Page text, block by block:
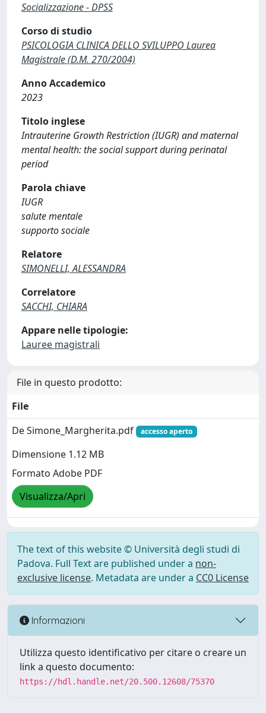
Socializzazione - DPSS
Corso di studio
PSICOLOGIA CLINICA DELLO SVILUPPO Laurea
Magistrale (D.M. 270/2004)
Anno Accademico
2023
Titolo inglese
Intrauterine Growth Restriction (IUGR) and maternal
mental health: the social support during perinatal
period
Parola chiave
IUGR
salute mentale
supporto sociale
Relatore
SIMONELLI, ALESSANDRA
Correlatore
SACCHI, CHIARA
Appare nelle tipologie:
Lauree magistrali
File in questo prodotto:
File
De Simone_Margherita.pdf
accesso aperto
Dimensione 1.12 MB
Formato Adobe PDF
Visualizza/Apri
The text of this website © Università degli studi di
Padova. Full Text are published under a non-
exclusive license. Metadata are under a CC0 License
Informazioni
Utilizza questo identificativo per citare o creare un
link a questo documento:
https://hdl.handle.net/20.500.12608/75370